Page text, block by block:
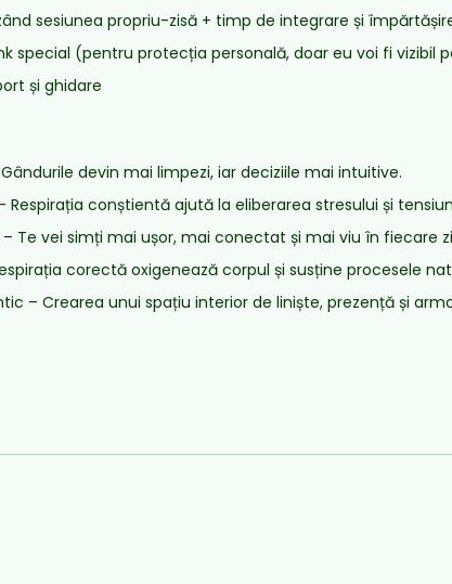
sesiunea propriu-zisă + timp de integrare și
special (pentru protecția personală, doar eu voi fi vizibil
și ghidare
devin mai limpezi, iar deciziile mai intuitive.
Respirația conștientă ajută la eliberarea stresului și
Te vei simți mai ușor, mai conectat și mai viu în fiecare
corectă oxigenează corpul și susține procesele
– Crearea unui spațiu interior de liniște, prezență și